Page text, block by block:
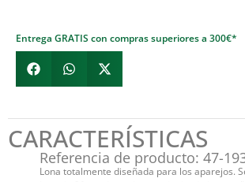
Entrega GRATIS con compras superiores a 300€*
CARACTERÍSTICAS
Referencia de producto: 47-
Lona totalmente diseñada para los aparejos.